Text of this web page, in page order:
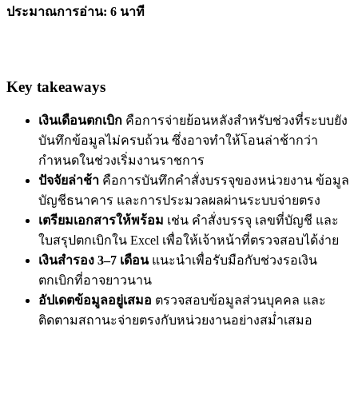
ประมาณการอ่าน: 6 นาที
Key takeaways
เงินเดือนตกเบิก คือการจ่ายย้อนหลังสำหรับช่วงที่ระบบยัง
บันทึกข้อมูลไม่ครบถ้วน ซึ่งอาจทำให้โอนล่าช้ากว่า
กำหนดในช่วงเริ่มงานราชการ
ปัจจัยล่าช้า คือการบันทึกคำสั่งบรรจุของหน่วยงาน ข้อมูล
บัญชีธนาคาร และการประมวลผลผ่านระบบจ่ายตรง
เตรียมเอกสารให้พร้อม เช่น คำสั่งบรรจุ เลขที่บัญชี และ
ใบสรุปตกเบิกใน Excel เพื่อให้เจ้าหน้าที่ตรวจสอบได้ง่าย
เงินสำรอง 3–7 เดือนแนะนำเพื่อรับมือกับช่วงรอเงิน
ตกเบิกที่อาจยาวนาน
อัปเดตข้อมูลอยู่เสมอ ตรวจสอบข้อมูลส่วนบุคคล และ
ติดตามสถานะจ่ายตรงกับหน่วยงานอย่างสม่ำเสมอ